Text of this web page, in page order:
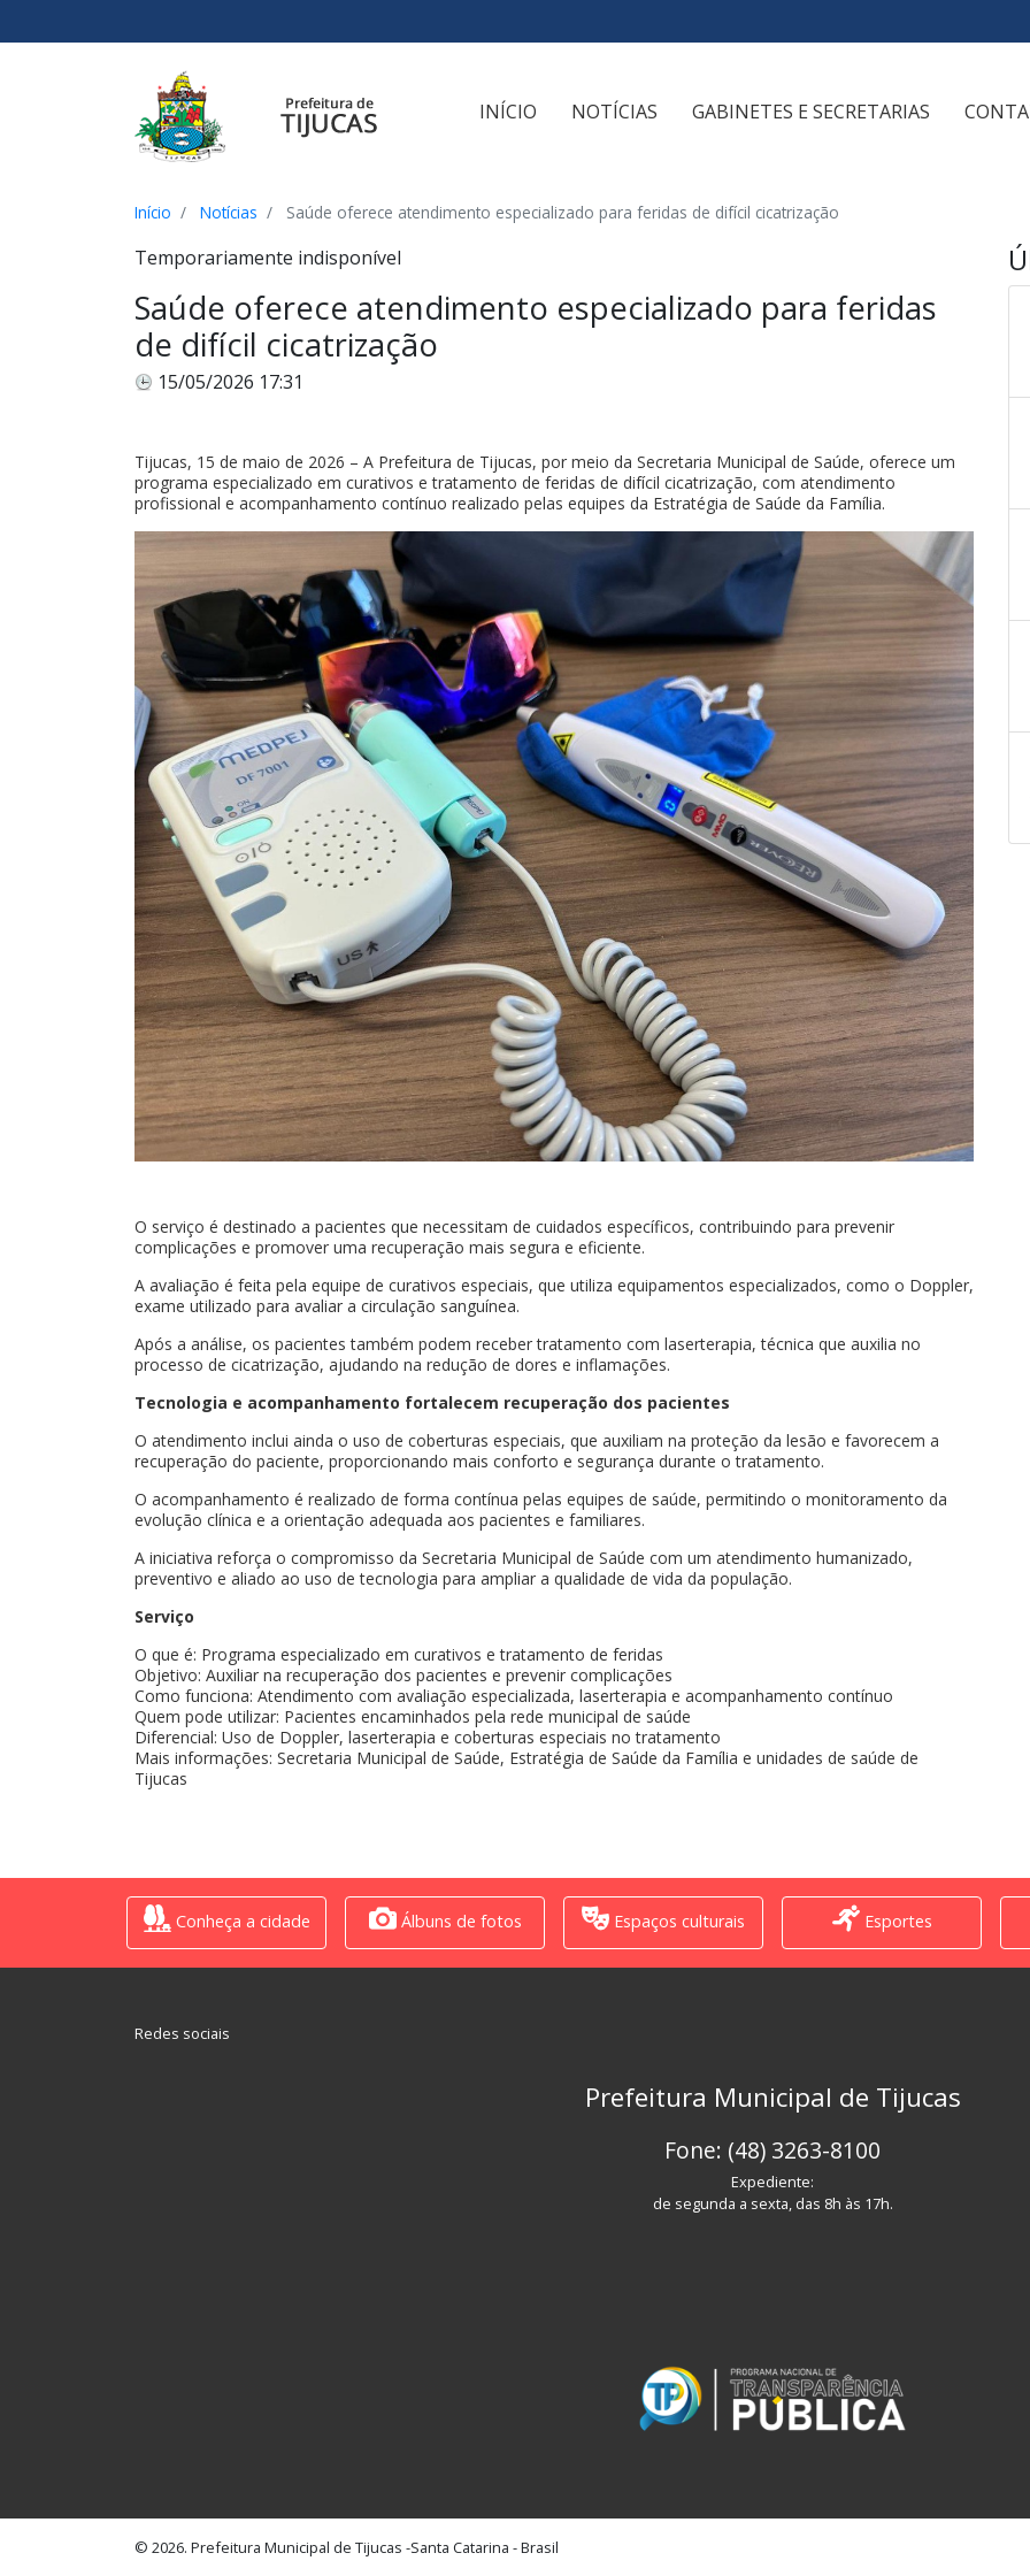
INÍCIO NOTÍCIAS GABINETES E SECRETARIAS
Início Notícias Saúde oferece atendimento especializado para feridas de difícil cicatrização
Temporariamente indisponível
Saúde oferece atendimento especializado para feridas
de difícil cicatrização
15/05/2026 17:31
Tijucas, 15 de maio de 2026 – A Prefeitura de Tijucas, por meio da Secretaria Municipal de Saúde, oferece um
programa especializado em curativos e tratamento de feridas de difícil cicatrização, com atendimento
profissional e acompanhamento contínuo realizado pelas equipes da Estratégia de Saúde da Família.
O serviço é destinado a pacientes que necessitam de cuidados específicos, contribuindo para prevenir
complicações e promover uma recuperação mais segura e eficiente.
A avaliação é feita pela equipe de curativos especiais, que utiliza equipamentos especializados, como o Doppler,
exame utilizado para avaliar a circulação sanguínea.
Após a análise, os pacientes também podem receber tratamento com laserterapia, técnica que auxilia no
processo de cicatrização, ajudando na redução de dores e inflamações.
Tecnologia e acompanhamento fortalecem recuperação dos pacientes
O atendimento inclui ainda o uso de coberturas especiais, que auxiliam na proteção da lesão e favorecem a
recuperação do paciente, proporcionando mais conforto e segurança durante o tratamento.
O acompanhamento é realizado de forma contínua pelas equipes de saúde, permitindo o monitoramento da
evolução clínica e a orientação adequada aos pacientes e familiares.
A iniciativa reforça o compromisso da Secretaria Municipal de Saúde com um atendimento humanizado,
preventivo e aliado ao uso de tecnologia para ampliar a qualidade de vida da população.
Serviço
O que é: Programa especializado em curativos e tratamento de feridas
Objetivo: Auxiliar na recuperação dos pacientes e prevenir complicações
Como funciona: Atendimento com avaliação especializada, laserterapia e acompanhamento contínuo
Quem pode utilizar: Pacientes encaminhados pela rede municipal de saúde
Diferencial: Uso de Doppler, laserterapia e coberturas especiais no tratamento
Mais informações: Secretaria Municipal de Saúde, Estratégia de Saúde da Família e unidades de saúde de
Tijucas
Conheça a cidade Álbuns de fotos Espaços culturais Esportes
Redes sociais
Prefeitura Municipal de Tijucas
Fone: (48) 3263-8100
Expediente:
de segunda a sexta, das 8h às 17h.
© 2026. Prefeitura Municipal de Tijucas -Santa Catarina - Brasil